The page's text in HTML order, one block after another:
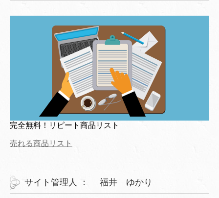
完全無料！リピート商品リスト
売れる商品リスト
サイト管理人 ： 福井 ゆかり